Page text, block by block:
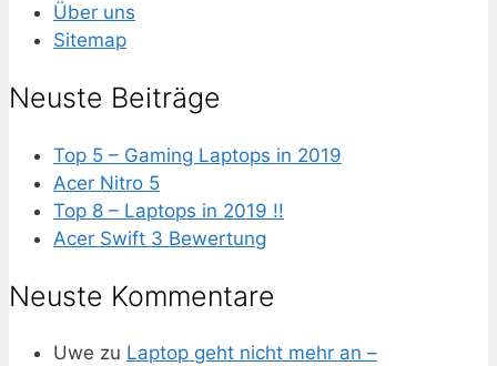
Über uns
Sitemap
Neuste Beiträge
Top 5 – Gaming Laptops in 2019
Acer Nitro 5
Top 8 – Laptops in 2019 !!
Acer Swift 3 Bewertung
Neuste Kommentare
Uwe zu Laptop geht nicht mehr an –